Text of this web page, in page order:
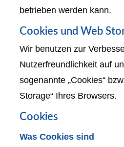
betrieben werden kann.
Cookies und Web
Wir benutzen zur
Nutzerfreundlichkeit auf
sogenannte „Cookies“
Storage“ Ihres Browsers.
Cookies
Was Cookies sind